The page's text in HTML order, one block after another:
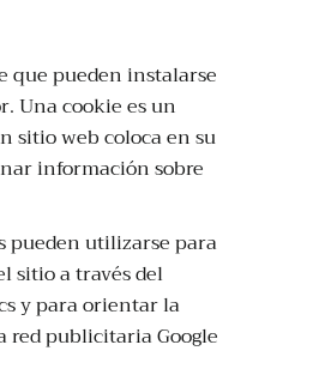
que pueden instalarse
Una cookie es un
sitio web coloca en su
información sobre
pueden utilizarse para
sitio a través del
y para orientar la
red publicitaria Google